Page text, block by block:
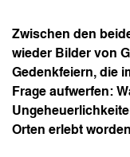
Zwischen den
wieder Bilder von
Gedenkfeiern, die
Frage aufwerfen:
Orten erlebt